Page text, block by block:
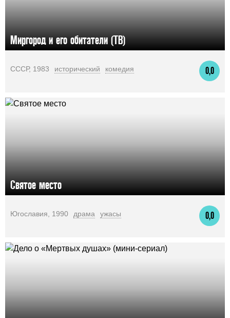
Миргород и его обитатели (ТВ)
0,0
СССР, 1983 исторический комедия
Святое место
0,0
Югославия, 1990 драма ужасы